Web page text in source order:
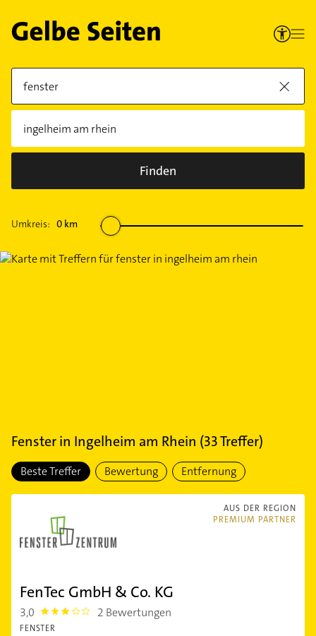
Finden
Umkreis: 0 km
Fensterin Ingelheim am Rhein (33Treffer)
Beste Treffer Bewertung Entfernung
AUS DER REGION
PREMIUM PARTNER
FenTec GmbH & Co. KG
3,0 3.0 2 Bewertungen
FENSTER